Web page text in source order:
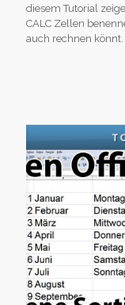
diesem Tutorial
CALC Zellen
auch rechnen könnt.